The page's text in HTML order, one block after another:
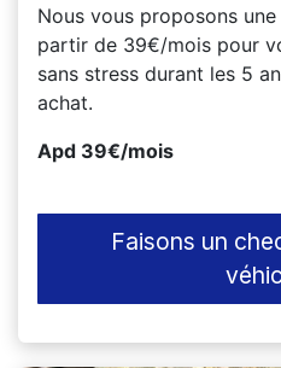
Nous vous proposons
partir de 39€/mois pour
sans stress durant les 5
achat.
Apd 39€/mois
Faisons un